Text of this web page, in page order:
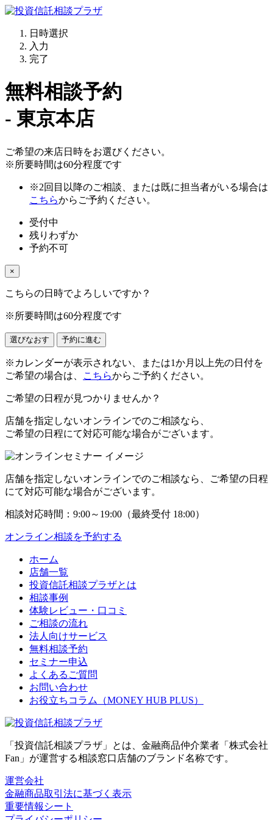
日時選択
入力
完了
無料相談予約
- 東京本店
ご希望の来店日時をお選びください。
※所要時間は60分程度です
※2回目以降のご相談、または既に担当者がいる場合は
こちらからご予約ください。
受付中
残りわずか
予約不可
×
こちらの日時でよろしいですか？
※所要時間は60分程度です
選びなおす 予約に進む
※カレンダーが表示されない、または1か月以上先の日付を
ご希望の場合は、
こちらからご予約ください。
ご希望の日程が見つかりませんか？
店舗を指定しないオンラインでのご相談なら、
ご希望の日程にて対応可能な場合がございます。
店舗を指定しないオンラインでのご相談なら、ご希望の日程
にて対応可能な場合がございます。
相談対応時間： 9:00～ 19:00 （最終受付 18:00）
オンライン相談を予約する
ホーム
店舗一覧
投資信託相談プラザとは
相談事例
体験レビュー・口コミ
ご相談の流れ
法人向けサービス
無料相談予約
セミナー申込
よくあるご質問
お問い合わせ
お役立ちコラム（MONEY HUB PLUS）
「投資信託相談プラザ」とは、金融商品仲介業者「株式会社
Fan」が運営する相談窓口店舗のブランド名称です。
運営会社
金融商品取引法に基づく表示
重要情報シート